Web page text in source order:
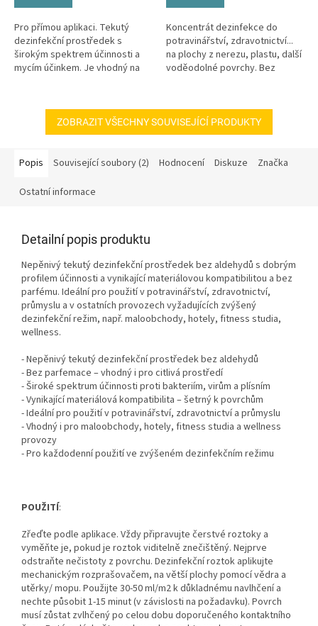
Pro přímou aplikaci. Tekutý
dezinfekční prostředek s
širokým spektrem účinnosti a
mycím účinkem. Je vhodný na
Koncentrát dezinfekce do
potravinářství, zdravotnictví...
na plochy z nerezu, plastu, další
voděodolné povrchy. Bez
ZOBRAZIT VŠECHNY SOUVISEJÍCÍ PRODUKTY
Popis Související soubory (2) Hodnocení Diskuze Značka
Ostatní informace
Detailní popis produktu
Nepěnivý tekutý dezinfekční prostředek bez aldehydů s dobrým
profilem účinnosti a vynikající materiálovou kompatibilitou a bez
parfému. Ideální pro použití v potravinářství, zdravotnictví,
průmyslu a v ostatních provozech vyžadujících zvýšený
dezinfekční režim, např. maloobchody, hotely, fitness studia,
wellness.
- Nepěnivý tekutý dezinfekční prostředek bez aldehydů
- Bez parfemace – vhodný i pro citlivá prostředí
- Široké spektrum účinnosti proti bakteriím, virům a plísním
- Vynikající materiálová kompatibilita – šetrný k povrchům
- Ideální pro použití v potravinářství, zdravotnictví a průmyslu
- Vhodný i pro maloobchody, hotely, fitness studia a wellness
provozy
- Pro každodenní použití ve zvýšeném dezinfekčním režimu
POUŽITÍ:
Zřeďte podle aplikace. Vždy připravujte čerstvé roztoky a
vyměňte je, pokud je roztok viditelně znečištěný. Nejprve
odstraňte nečistoty z povrchu. Dezinfekční roztok aplikujte
mechanickým rozprašovačem, na větší plochy pomocí vědra a
utěrky/ mopu. Použijte 30-50 ml/m2 k důkladnému navlhčení a
nechte působit 1-15 minut (v závislosti na požadavku). Povrch
musí zůstat zvlhčený po celou dobu doporučeného kontaktního